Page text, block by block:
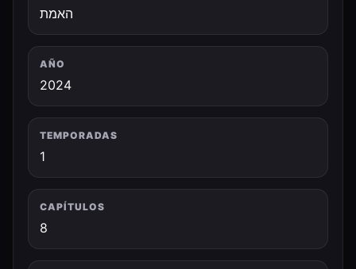
האמת
AÑO
2024
TEMPORADAS
1
CAPÍTULOS
8